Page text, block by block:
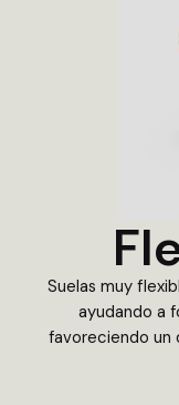
Suelas muy
ayudando a
favoreciendo un